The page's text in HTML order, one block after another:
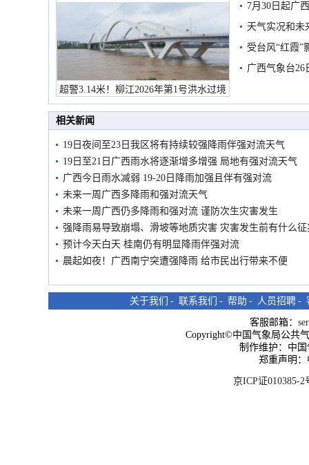
超警3.14米！柳江2026年第1号洪水过境
市民在堤岸见证汛况
7月30日起广
天气实况和未
受台风“红霞”
有较强降雨
广西气象台26
相关新闻
19日夜间至23日我区将有持续较强降雨伴强对流天气
19日至21日广西雨水将逐渐增多增强 局地有强对流天气
广西今日雨水减弱 19-20日降雨加强且伴有强对流
未来一周广西多降雨和强对流天气
未来一周广西仍多降雨和强对流 谨防次生灾害发生
强降雨易导致崩塌、滑坡等地质灾害 灾害发生前有什么征
预计今天白天 桂南仍有明显降雨伴强对流
晨起如夜！广西南宁突遭强降雨 给市民出行带来不便
关于我们 - 联系我们 - 帮助 - 人员招聘 -
客服邮箱：
Copyright©中国气象局公共
制作维护：中
郑重声明
京ICP证010385-2